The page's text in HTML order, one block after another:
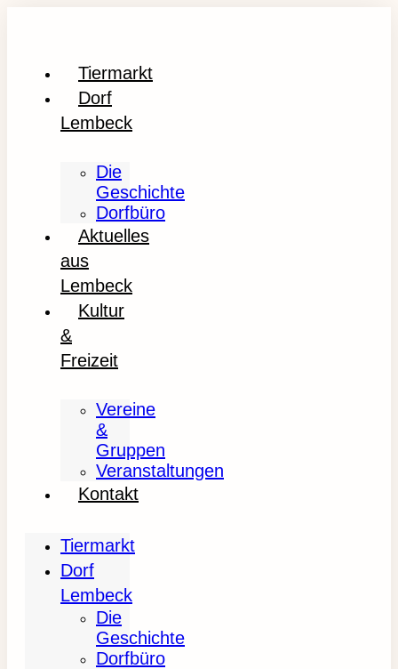
Tiermarkt
Dorf
Lembeck
Die
Geschichte
Dorfbüro
Aktuelles
aus
Lembeck
Kultur
&
Freizeit
Vereine
&
Gruppen
Veranstaltungen
Kontakt
Tiermarkt
Dorf
Lembeck
Die
Geschichte
Dorfbüro